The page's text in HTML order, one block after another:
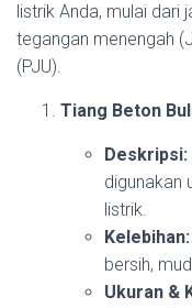
listrik Anda, mulai dari
tegangan menengah
(PJU).
Tiang Beton
Deskripsi:
digunakan
listrik.
Kelebihan:
bersih,
Ukuran &